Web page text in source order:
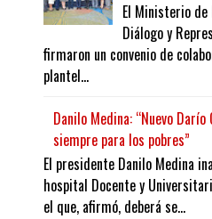
El Ministerio de
Diálogo y
firmaron un convenio de
plantel...
Danilo Medina: “Nuevo
siempre para los pobres”
El presidente Danilo Medina
hospital Docente y
el que, afirmó, deberá se...